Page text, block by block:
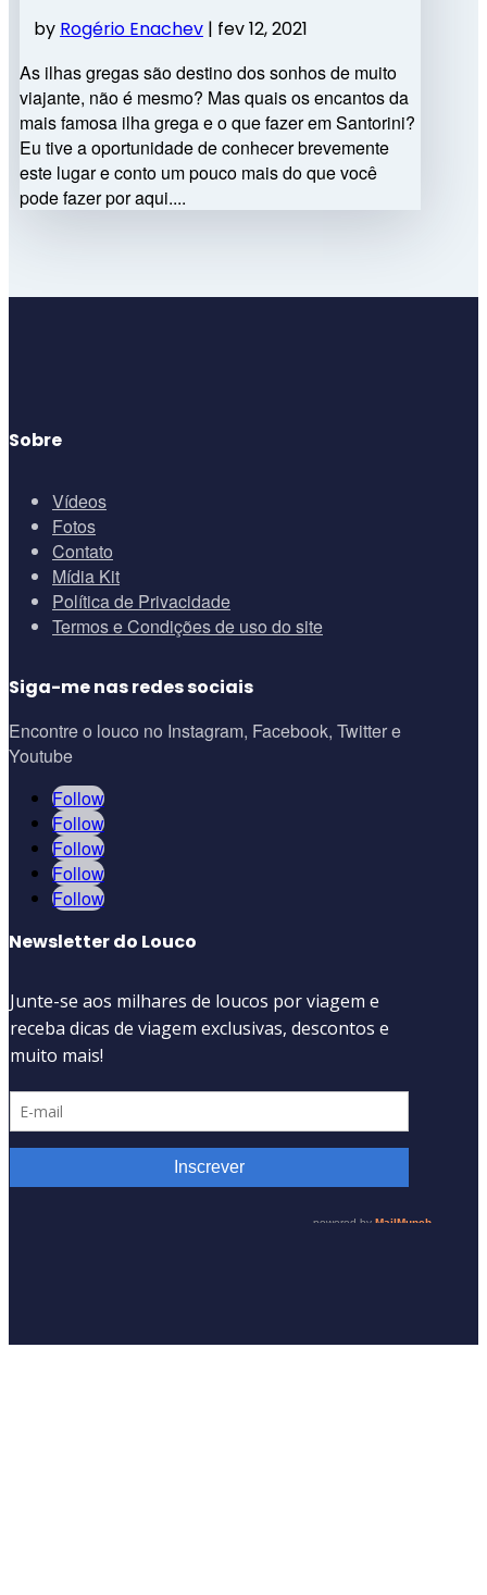
by Rogério Enachev | fev 12, 2021
As ilhas gregas são destino dos sonhos de muito
viajante, não é mesmo? Mas quais os encantos da
mais famosa ilha grega e o que fazer em Santorini?
Eu tive a oportunidade de conhecer brevemente
este lugar e conto um pouco mais do que você
pode fazer por aqui....
Sobre
Vídeos
Fotos
Contato
Mídia Kit
Política de Privacidade
Termos e Condições de uso do site
Siga-me nas redes sociais
Encontre o louco no Instagram, Facebook, Twitter e
Youtube
Follow
Follow
Follow
Follow
Follow
Newsletter do Louco